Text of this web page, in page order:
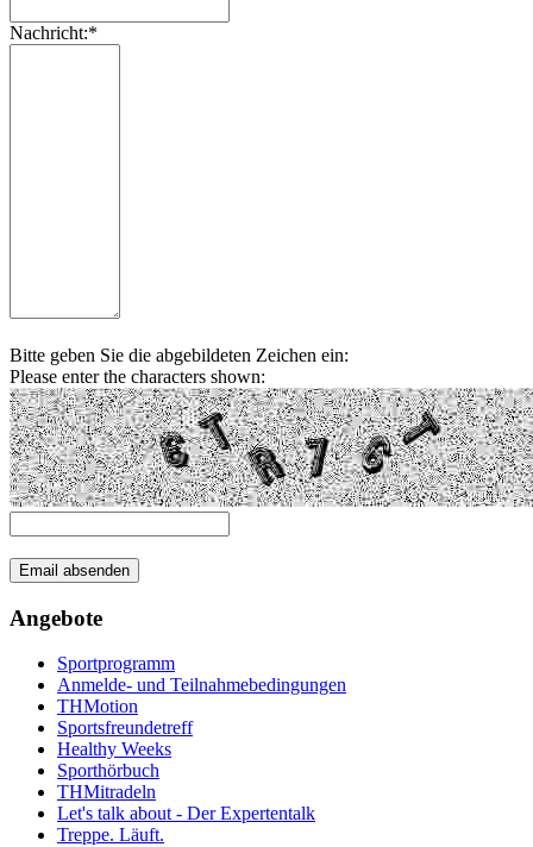
Nachricht:*
Bitte geben Sie die abgebildeten Zeichen ein:
Please enter the characters shown:
Angebote
Sportprogramm
Anmelde- und Teilnahmebedingungen
THMotion
Sportsfreundetreff
Healthy Weeks
Sporthörbuch
THMitradeln
Let's talk about - Der Expertentalk
Treppe. Läuft.